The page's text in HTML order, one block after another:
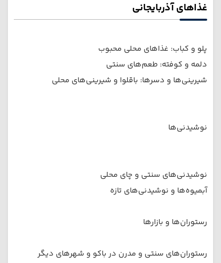
غذاهای آذربایجانی
پلو و کباب: غذاهای محلی محبوب
دلمه و کوفته: طعم‌های سنتی
شیرینی‌ها و دسرها: باقلوا و شیرینی‌های محلی
نوشیدنی‌ها
نوشیدنی‌های سنتی و چای محلی
آبمیوه‌ها و نوشیدنی‌های تازه
رستوران‌ها و بازارها
رستوران‌های سنتی و مدرن در باکو و شهرهای دیگر